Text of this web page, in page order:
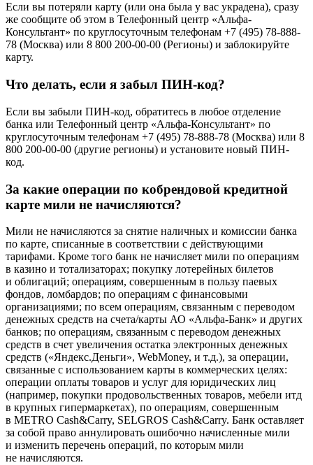
Если вы потеряли карту (или она была у вас украдена), сразу
же сообщите об этом в Телефонный центр «Альфа-
Консультант» по круглосуточным телефонам +7 (495) 78-888-
78 (Москва) или 8 800 200-00-00 (Регионы) и заблокируйте
карту.
Что делать, если я забыл ПИН-код?
Если вы забыли ПИН-код, обратитесь в любое отделение
банка или Телефонный центр «Альфа-Консультант» по
круглосуточным телефонам +7 (495) 78-888-78 (Москва) или 8
800 200-00-00 (другие регионы) и установите новый ПИН-
код.
За какие операции по кобрендовой кредитной
карте мили не начисляются?
Мили не начисляются за снятие наличных и комиссии банка
по карте, списанные в соответствии с действующими
тарифами. Кроме того банк не начисляет мили по операциям
в казино и тотализаторах; покупку лотерейных билетов
и облигаций; операциям, совершенным в пользу паевых
фондов, ломбардов; по операциям с финансовыми
организациями; по всем операциям, связанным с переводом
денежных средств на счета/карты АО «Альфа-Банк» и других
банков; по операциям, связанным с переводом денежных
средств в счет увеличения остатка электронных денежных
средств («Яндекс.Деньги», WebMoney, и т.д.), за операции,
связанные с использованием карты в коммерческих целях:
операции оплаты товаров и услуг для юридических лиц
(например, покупки продовольственных товаров, мебели итд
в крупных гипермаркетах), по операциям, совершенным
в METRO Cash&Carry, SELGROS Cash&Carry. Банк оставляет
за собой право аннулировать ошибочно начисленные мили
и изменить перечень операций, по которым мили
не начисляются.